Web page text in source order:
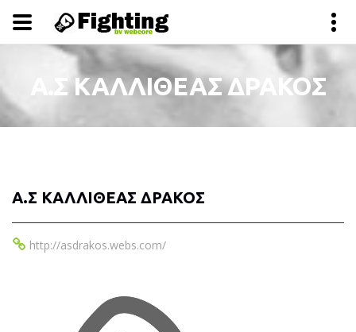
Α.Σ ΚΑΛΛΙΘΕΑΣ ΔΡΑΚΟΣ
Α.Σ ΚΑΛΛΙΘΕΑΣ ΔΡΑΚΟΣ
http://asdrakos.webs.com/